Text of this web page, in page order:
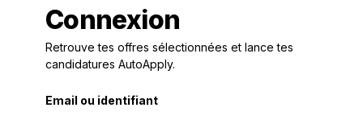
Connexion
Retrouve tes offres sélectionnées et lance tes
candidatures AutoApply.
Email ou identifiant